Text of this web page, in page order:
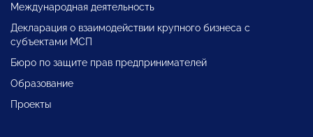
Международная деятельность
Декларация о взаимодействии крупного бизнеса с
субъектами МСП
Бюро по защите прав предпринимателей
Образование
Проекты